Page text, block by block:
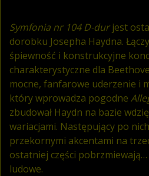
Symfonia nr 104 D-dur jest
dorobku Josepha Haydna.
śpiewność i konstrukcyjne
charakterystyczne dla
mocne, fanfarowe uderzenie i
który wprowadza pogodne
zbudował Haydn na bazie
wariacjami. Następujący po nich
przekornymi akcentami na
ostatniej części
ludowe.